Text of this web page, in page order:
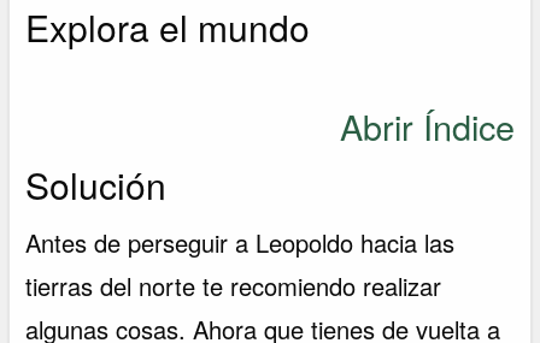
Explora el mundo
Abrir Índice
Solución
Antes de perseguir a Leopoldo hacia las
tierras del norte te recomiendo realizar
algunas cosas. Ahora que tienes de vuelta a